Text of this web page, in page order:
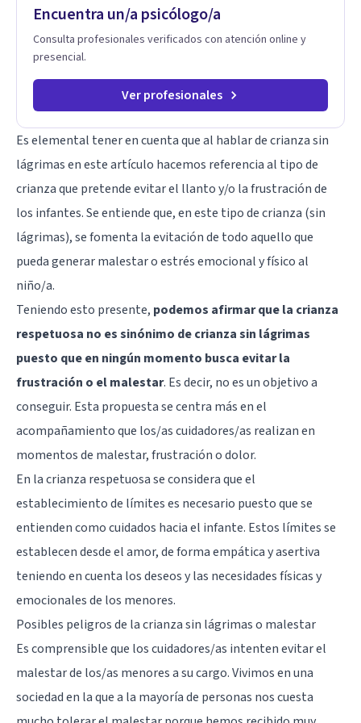
Encuentra un/a psicólogo/a
Consulta profesionales verificados con atención online y
presencial.
Ver profesionales
Es elemental tener en cuenta que al hablar de crianza sin
lágrimas en este artículo hacemos referencia al tipo de
crianza que pretende evitar el llanto y/o la frustración de
los infantes. Se entiende que, en este tipo de crianza (sin
lágrimas), se fomenta la evitación de todo aquello que
pueda generar malestar o estrés emocional y físico al
niño/a.
Teniendo esto presente, podemos afirmar que la crianza
respetuosa no es sinónimo de crianza sin lágrimas
puesto que en ningún momento busca evitar la
frustración o el malestar. Es decir, no es un objetivo a
conseguir. Esta propuesta se centra más en el
acompañamiento que los/as cuidadores/as realizan en
momentos de malestar, frustración o dolor.
En la crianza respetuosa se considera que el
establecimiento de límites es necesario puesto que se
entienden como cuidados hacia el infante. Estos límites se
establecen desde el amor, de forma empática y asertiva
teniendo en cuenta los deseos y las necesidades físicas y
emocionales de los menores.
Posibles peligros de la crianza sin lágrimas o malestar
Es comprensible que los cuidadores/as intenten evitar el
malestar de los/as menores a su cargo. Vivimos en una
sociedad en la que a la mayoría de personas nos cuesta